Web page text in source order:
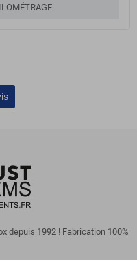
depuis 1992 ! Fabrication 100%